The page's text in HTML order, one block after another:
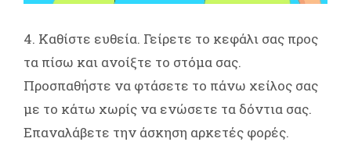
4. Καθίστε ευθεία. Γείρετε το κεφάλι σας προς
τα πίσω και ανοίξτε το στόμα σας.
Προσπαθήστε να φτάσετε το πάνω χείλος σας
με το κάτω χωρίς να ενώσετε τα δόντια σας.
Επαναλάβετε την άσκηση αρκετές φορές.